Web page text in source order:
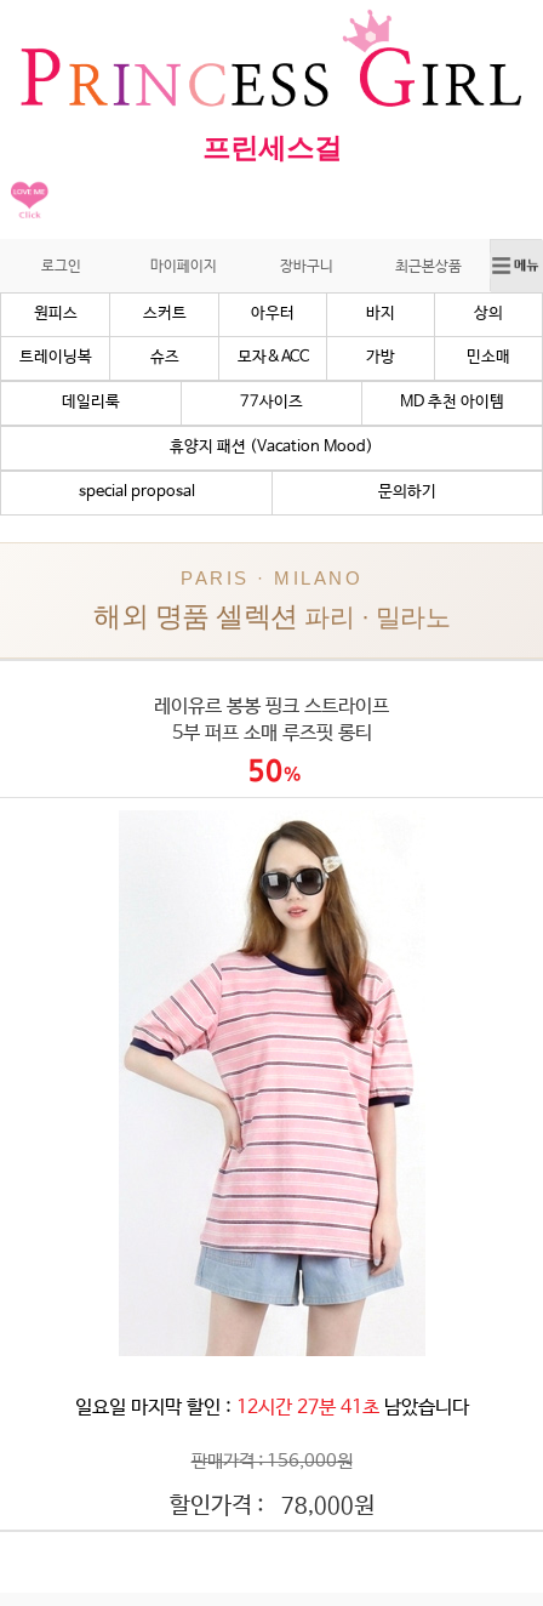
프린세스걸
로그인 마이페이지 장바구니 최근본상품
원피스 스커트 아우터 바지 상의
트레이닝복 슈즈 모자&ACC 가방 민소매
데일리룩 77사이즈 MD 추천 아이템
휴양지 패션 (Vacation Mood)
special proposal 문의하기
PARIS · MILANO
해외 명품 셀렉션 파리 · 밀라노
레이유르 봉봉 핑크 스트라이프
5부 퍼프 소매 루즈핏 롱티
일요일 마지막 할인 : 12시간 27분 38초 남았습니다
판매가격 : 156,000원
할인가격 : 78,000원